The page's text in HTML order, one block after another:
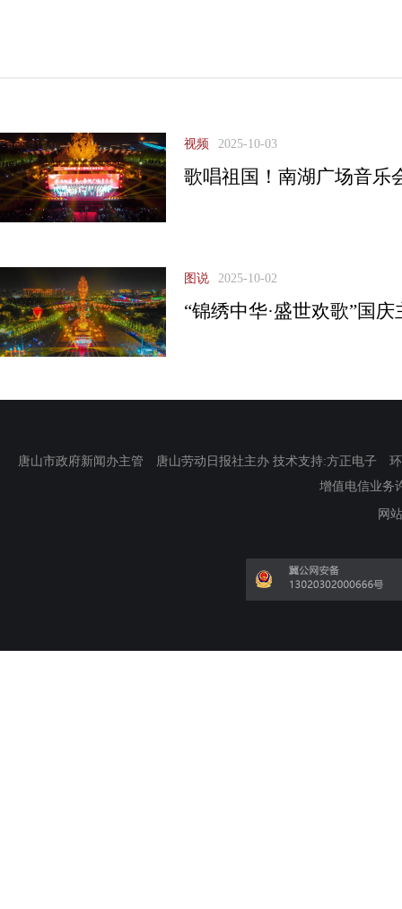
视频 2025-10-03
歌唱祖国！南湖广场音乐
图说 2025-10-02
“锦绣中华·盛世欢歌”国
唐山市政府新闻办主管 唐山劳动日报社主办 技术支持:方正电子
增值电信业务
网